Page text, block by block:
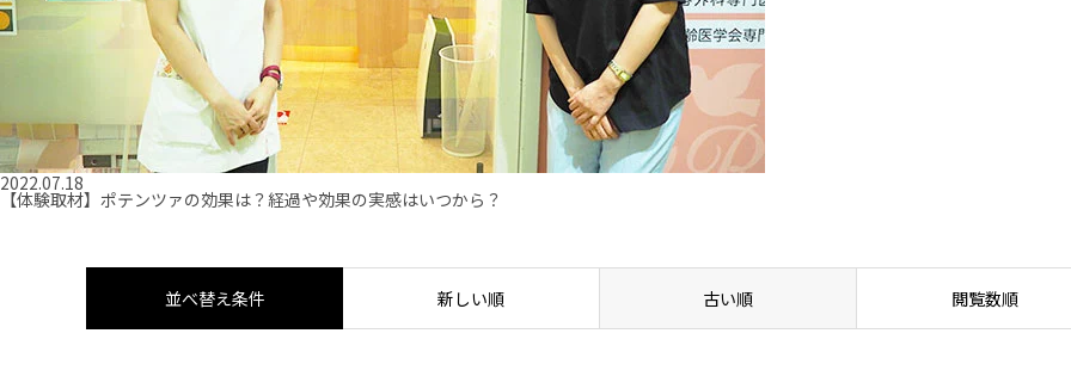
2022.07.18
【体験取材】ポテンツァの効果は？経過や効果の実感はいつから？
並べ替え条件 新しい順 古い順 閲覧数順